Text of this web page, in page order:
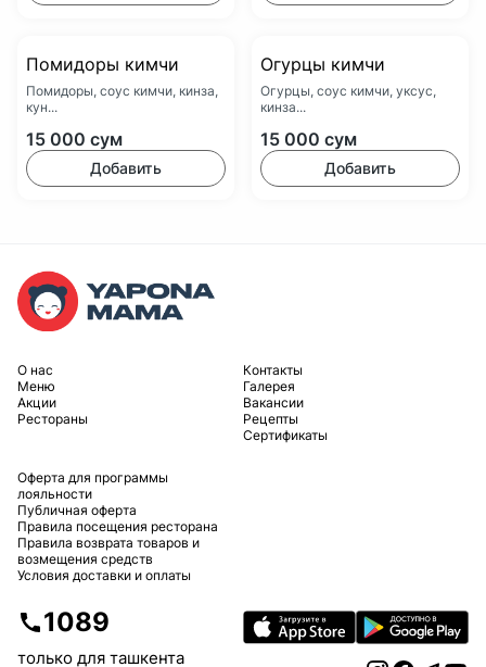
Помидоры кимчи
Помидоры, соус кимчи, кинза,
кун...
15 000 сум
Добавить
Огурцы кимчи
Огурцы, соус кимчи, уксус,
кинза...
15 000 сум
Добавить
O нас
Меню
Акции
Рестораны
Контакты
Галерея
Вакансии
Рецепты
Сертификаты
Оферта для программы
лояльности
Публичная оферта
Правила посещения ресторана
Правила возврата товаров и
возмещения средств
Условия доставки и оплаты
1089
только для ташкента